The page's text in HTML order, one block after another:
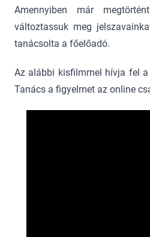
Amennyiben már
változtassuk meg
tanácsolta a főelőadó.
Az alábbi kisfilmmel hívja fel a
Tanács a figyelmet az online